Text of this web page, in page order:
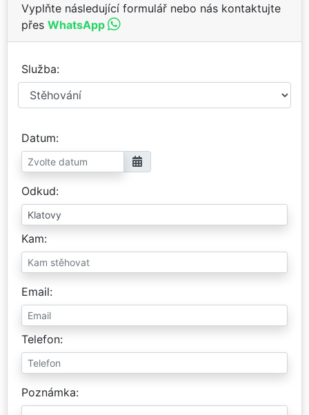
Vyplňte následující formulář nebo nás kontaktujte
přes WhatsApp
Služba
Datum
Odkud
Kam
Email
Telefon
Poznámka